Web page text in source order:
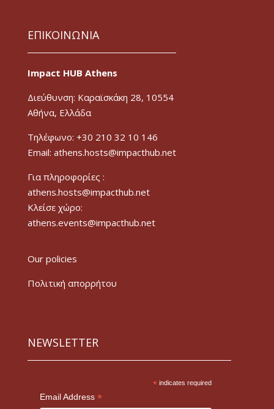
ΕΠΙΚΟΙΝΩΝΙΑ
Impact HUB Athens
Διεύθυνση: Καραϊσκάκη 28, 10554
Αθήνα, Ελλάδα
Τηλέφωνο: +30 210 32 10 146
Email: athens.hosts@impacthub.net
Για πληροφορίες :
athens.hosts@impacthub.net
Κλείσε χώρο:
athens.events@impacthub.net
Our policies
Πολιτική απορρήτου
NEWSLETTER
* indicates required
Email Address *